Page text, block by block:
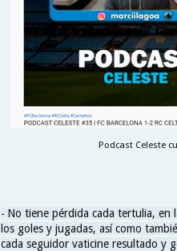
Podcast Celeste
- No tiene pérdida cada tertulia, en
los goles y jugadas, así como
cada seguidor vaticine resultado y